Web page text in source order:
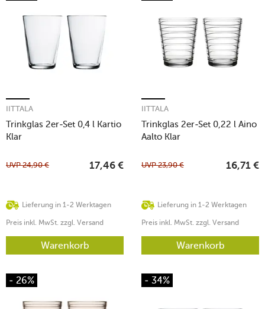
Trinkglas 2er-Set 0,4 l Kartio
Klar
IITTALA
Lieferung in 1-2 Werktagen
UVP24,90 € 17,46 €
Preis inkl. MwSt. zzgl. Versand
Warenkorb
Trinkglas 2er-Set 0,22 l Aino
Aalto Klar
IITTALA
Lieferung in 1-2 Werktagen
UVP23,90 € 16,71 €
Preis inkl. MwSt. zzgl. Versand
Warenkorb
- 26% - 34%